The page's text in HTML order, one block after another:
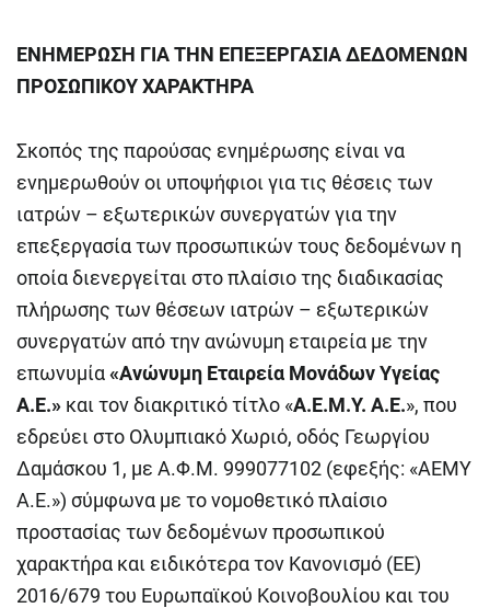
ΕΝΗΜΕΡΩΣΗ ΓΙΑ ΤΗΝ ΕΠΕΞΕΡΓΑΣΙΑ ΔΕΔΟΜΕΝΩΝ
ΠΡΟΣΩΠΙΚΟΥ ΧΑΡΑΚΤΗΡΑ
Σκοπός της παρούσας ενημέρωσης είναι να
ενημερωθούν οι υποψήφιοι για τις θέσεις των
ιατρών – εξωτερικών συνεργατών για την
επεξεργασία των προσωπικών τους δεδομένων η
οποία διενεργείται στο πλαίσιο της διαδικασίας
πλήρωσης των θέσεων ιατρών – εξωτερικών
συνεργατών από την ανώνυμη εταιρεία με την
επωνυμία«Ανώνυμη Εταιρεία Μονάδων Υγείας
Α.Ε.» και τον διακριτικό τίτλο «Α.Ε.Μ.Υ. Α.Ε.», που
εδρεύει στο Ολυμπιακό Χωριό, οδός Γεωργίου
Δαμάσκου 1, με Α.Φ.Μ. 999077102 (εφεξής: «ΑΕΜΥ
Α.Ε.») σύμφωνα με το νομοθετικό πλαίσιο
προστασίας των δεδομένων προσωπικού
χαρακτήρα και ειδικότερα τον Κανονισμό (ΕΕ)
2016/679 του Ευρωπαϊκού Κοινοβουλίου και του